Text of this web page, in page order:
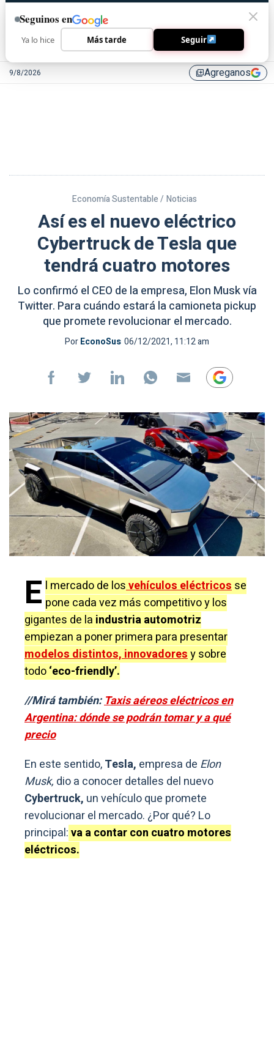
9/8/2026 library_addAgreganos
Economía Sustentable / Noticias
Así es el nuevo eléctrico
Cybertruck de Tesla que
tendrá cuatro motores
Lo confirmó el CEO de la empresa, Elon Musk vía
Twitter. Para cuándo estará la camioneta pickup
que promete revolucionar el mercado.
PorEconoSus 06/12/2021, 11:12 am
E l mercado de losvehículos eléctricosse
pone cada vez más competitivo y los
gigantes de la industria automotriz
empiezan a poner primera para presentar
modelos distintos, innovadoresy sobre
todo‘eco-friendly’.
//Mirá también:Taxis aéreos eléctricos en
Argentina: dónde se podrán tomar y a qué
precio
En este sentido,Tesla, empresa de Elon
Musk, dio a conocer detalles del nuevo
Cybertruck, un vehículo que promete
revolucionar el mercado. ¿Por qué? Lo
principal:va a contar con cuatro motores
eléctricos.
Seguinos en
Ya lo hice Más tarde Seguir